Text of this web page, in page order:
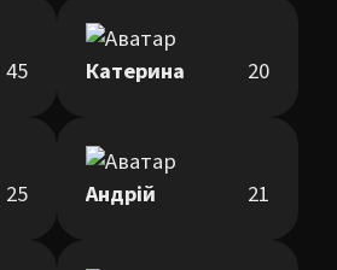
45 Катерина 20
25 Андрій 21